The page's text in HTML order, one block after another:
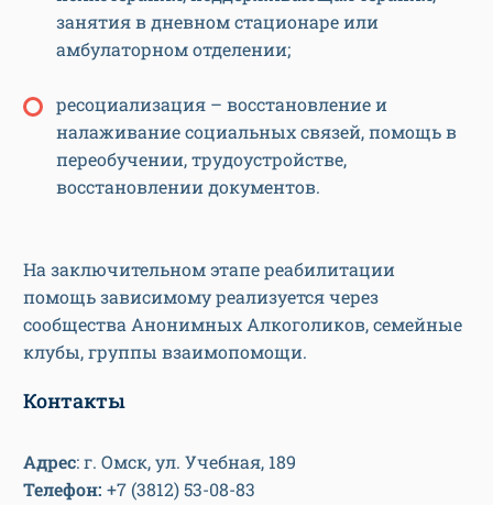
занятия в дневном стационаре или
амбулаторном отделении;
ресоциализация – восстановление и
налаживание социальных связей, помощь в
переобучении, трудоустройстве,
восстановлении документов.
На заключительном этапе реабилитации
помощь зависимому реализуется через
сообщества Анонимных Алкоголиков, семейные
клубы, группы взаимопомощи.
Контакты
Адрес: г. Омск, ул. Учебная, 189
Телефон: +7 (3812) 53-08-83